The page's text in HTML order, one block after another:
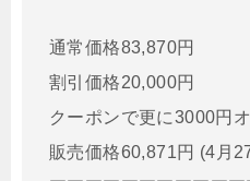
通常価格83,870円
割引価格20,000円
クーポンで更に3000円
販売価格60,871円 (4月